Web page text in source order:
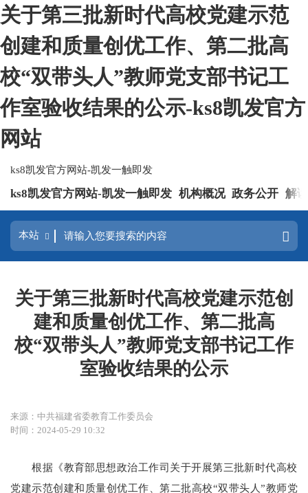
关于第三批新时代高校党建示范
创建和质量创优工作、第二批高
校“双带头人”教师党支部书记工
作室验收结果的公示-ks8凯发官方
网站
ks8凯发官方网站-凯发一触即发
ks8凯发官方网站-凯发一触即发 机构概况 政务公开 解
关于第三批新时代高校党建示范创
建和质量创优工作、第二批高
校“双带头人”教师党支部书记工作
室验收结果的公示
来源：中共福建省委教育工作委员会
时间：2024-05-29 10:32
根据《教育部思想政治工作司关于开展第三批新时代高校
党建示范创建和质量创优工作、第二批高校“双带头人”教师党